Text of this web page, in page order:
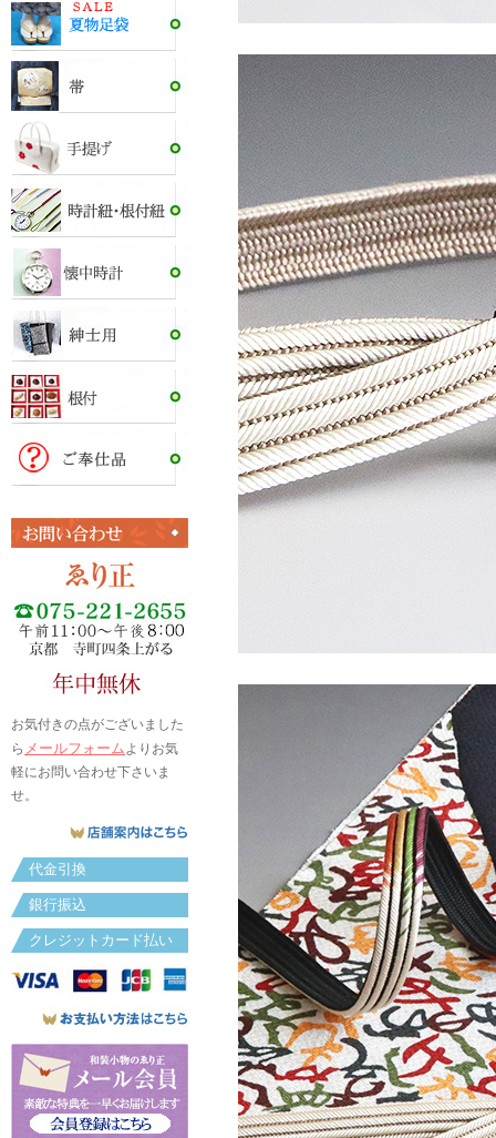
お気付きの点がございました
ら メールフォームよりお気
軽にお問い合わせ下さいま
せ。
代金引換
銀行振込
クレジットカード払い